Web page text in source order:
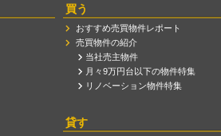
買う
おすすめ売買物件レポート
売買物件の紹介
当社売主物件
月々9万円台以下の物件特集
リノベーション物件特集
貸す